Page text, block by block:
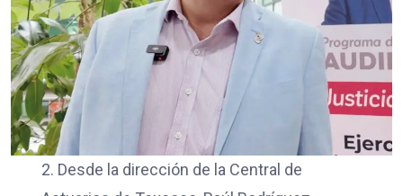
2. Desde la dirección de la Central de